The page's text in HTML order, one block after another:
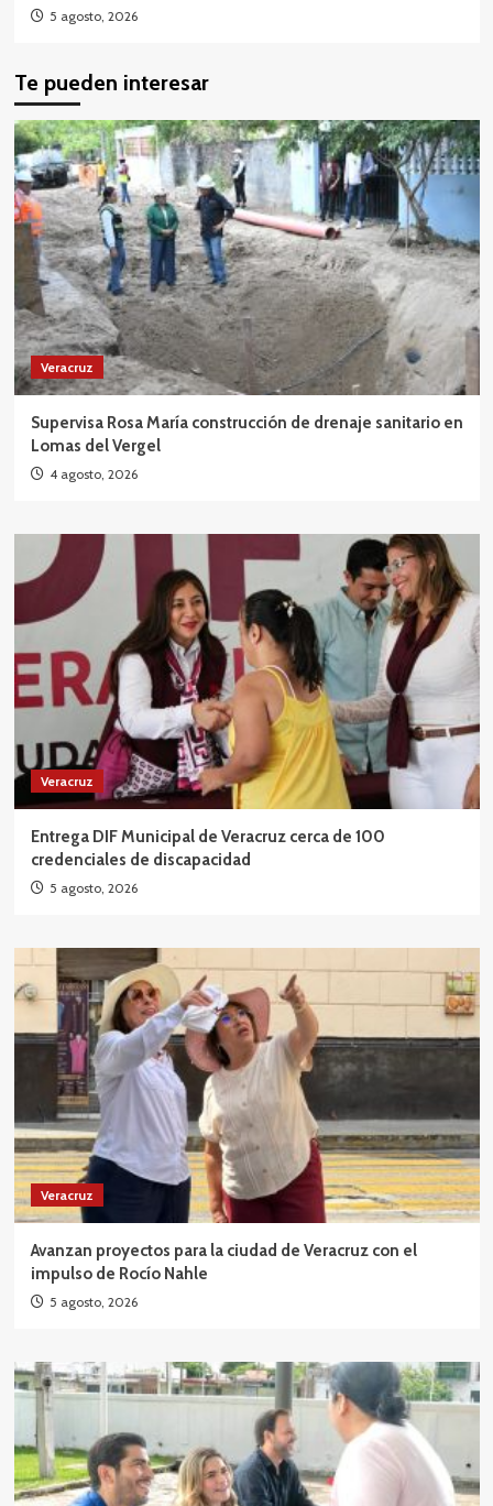
5 agosto, 2026
Te pueden interesar
Veracruz
Supervisa Rosa María construcción de drenaje sanitario en
Lomas del Vergel
4 agosto, 2026
Veracruz
Entrega DIF Municipal de Veracruz cerca de 100
credenciales de discapacidad
5 agosto, 2026
Veracruz
Avanzan proyectos para la ciudad de Veracruz con el
impulso de Rocío Nahle
5 agosto, 2026